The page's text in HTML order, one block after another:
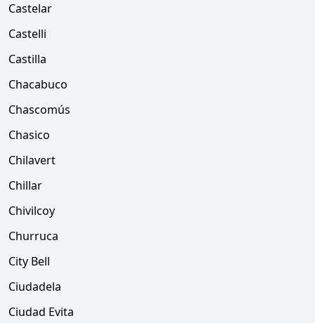
Castelar
Castelli
Castilla
Chacabuco
Chascomús
Chasico
Chilavert
Chillar
Chivilcoy
Churruca
City Bell
Ciudadela
Ciudad Evita